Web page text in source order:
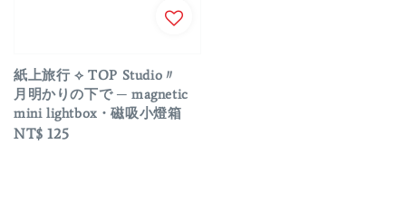
紙上旅行 ⟡ TOP Studio〃
月明かりの下で ─ magnetic
mini lightbox・磁吸小燈箱
Regular
NT$ 125